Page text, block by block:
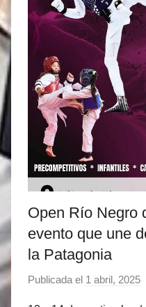
n
Open Río Negro
evento que une
la Patagonia
Publicada el 1 abril, 2025